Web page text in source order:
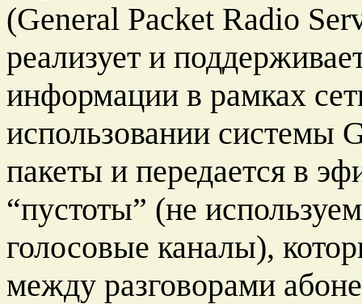
(General Packet Radio
реализует и
информации в рамках
использовании системы
пакеты и передается в
“пустоты” (не
голосовые каналы),
между разговорами